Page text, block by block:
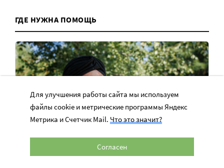
ГДЕ НУЖНА ПОМОЩЬ
Для улучшения работы сайта мы используем
файлы cookie и метрические программы Яндекс
Метрика и Счетчик Mail. Что это значит?
Согласен